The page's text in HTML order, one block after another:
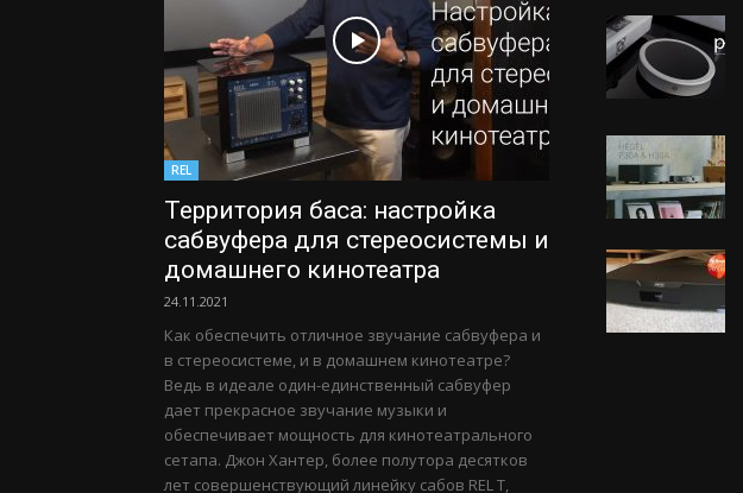
REL
Территория баса: настройка
сабвуфера для стереосистемы и
домашнего кинотеатра
24.11.2021
Как обеспечить отличное звучание сабвуфера и
в стереосистеме, и в домашнем кинотеатре?
Ведь в идеале один-единственный сабвуфер
дает прекрасное звучание музыки и
обеспечивает мощность для кинотеатрального
сетапа. Джон Хантер, более полутора десятков
лет совершенствующий линейку сабов REL T,